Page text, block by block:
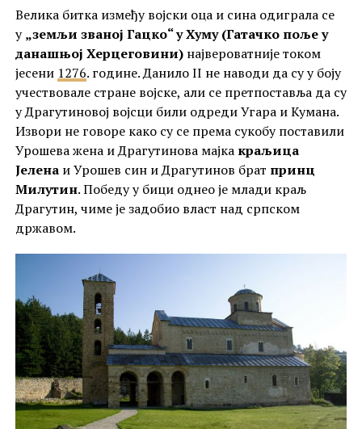
Велика битка између војски оца и сина одиграла се
у„земљи званој Гацко“ у Хуму (Гатачко поље у
данашњој Херцеговини)највероватније током
јесени 1276. године. Данило II не наводи да су у боју
учествовале стране војске, али се претпоставља да су
у Драгутиновој војсци били одреди Угара и Кумана.
Извори не говоре како су се према сукобу поставили
Урошева жена и Драгутинова мајка краљица
Јелена и Урошев син и Драгутинов брат принц
Милутин. Победу у бици однео је млади краљ
Драгутин, чиме је задобио власт над српском
државом.